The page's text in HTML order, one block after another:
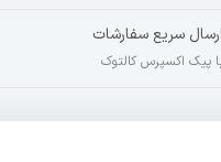
ارسال سریع سفارشات
پیک اکسپرس کالتوک